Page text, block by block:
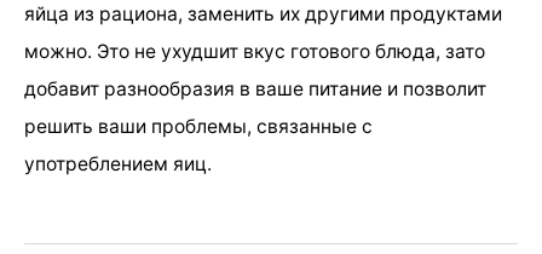
яйца из рациона, заменить их другими продуктами
можно. Это не ухудшит вкус готового блюда, зато
добавит разнообразия в ваше питание и позволит
решить ваши проблемы, связанные с
употреблением яиц.